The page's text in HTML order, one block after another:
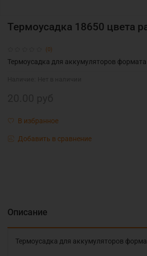
(0)
Термоусадка 18650 цвета
В избранное
Добавить в сравнение
Термоусадка для аккумуляторов
Описание
Термоусадка для аккумуляторов